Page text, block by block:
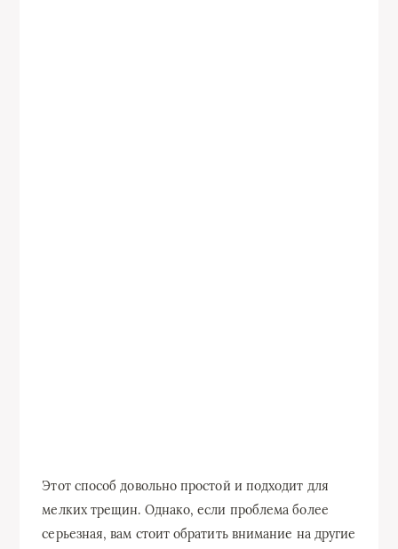
Этот способ довольно простой и подходит для
мелких трещин. Однако, если проблема более
серьезная, вам стоит обратить внимание на другие